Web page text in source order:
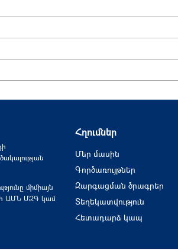
միմիայն
ԱՄՆ ՄԶԳ կամ
Հղումներ
Մեր մասին
Գործառույթներ
Զարգացման ծրագրեր
Տեղեկատվություն
Հետադարձ կապ